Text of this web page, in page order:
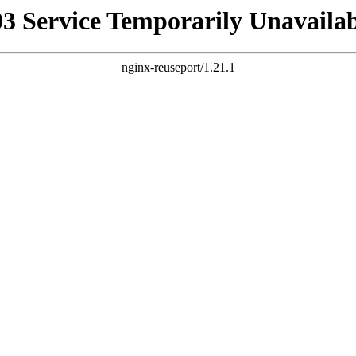
Service Temporarily
nginx-reuseport/1.21.1